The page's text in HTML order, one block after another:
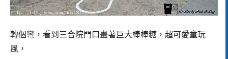
轉個彎，看到三合院門口畫著巨大棒棒糖，超可愛童玩
風，